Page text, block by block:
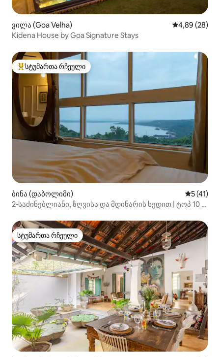
ვილა (Goa Velha) საშუალო
4,89 (28)
Kidena House by Goa Signature Stays
სტუმართა რჩეული მოწინავე ვარიანტი
სტუმართა რჩეული
ბინა (დაბოლიმი) საშუალო
5 (41)
2‑საძინებლიანი, ზღვისა და მდინარის ხედით | ტოპ 10 |
სტუმართა რჩეული
სტუმართა რჩეული